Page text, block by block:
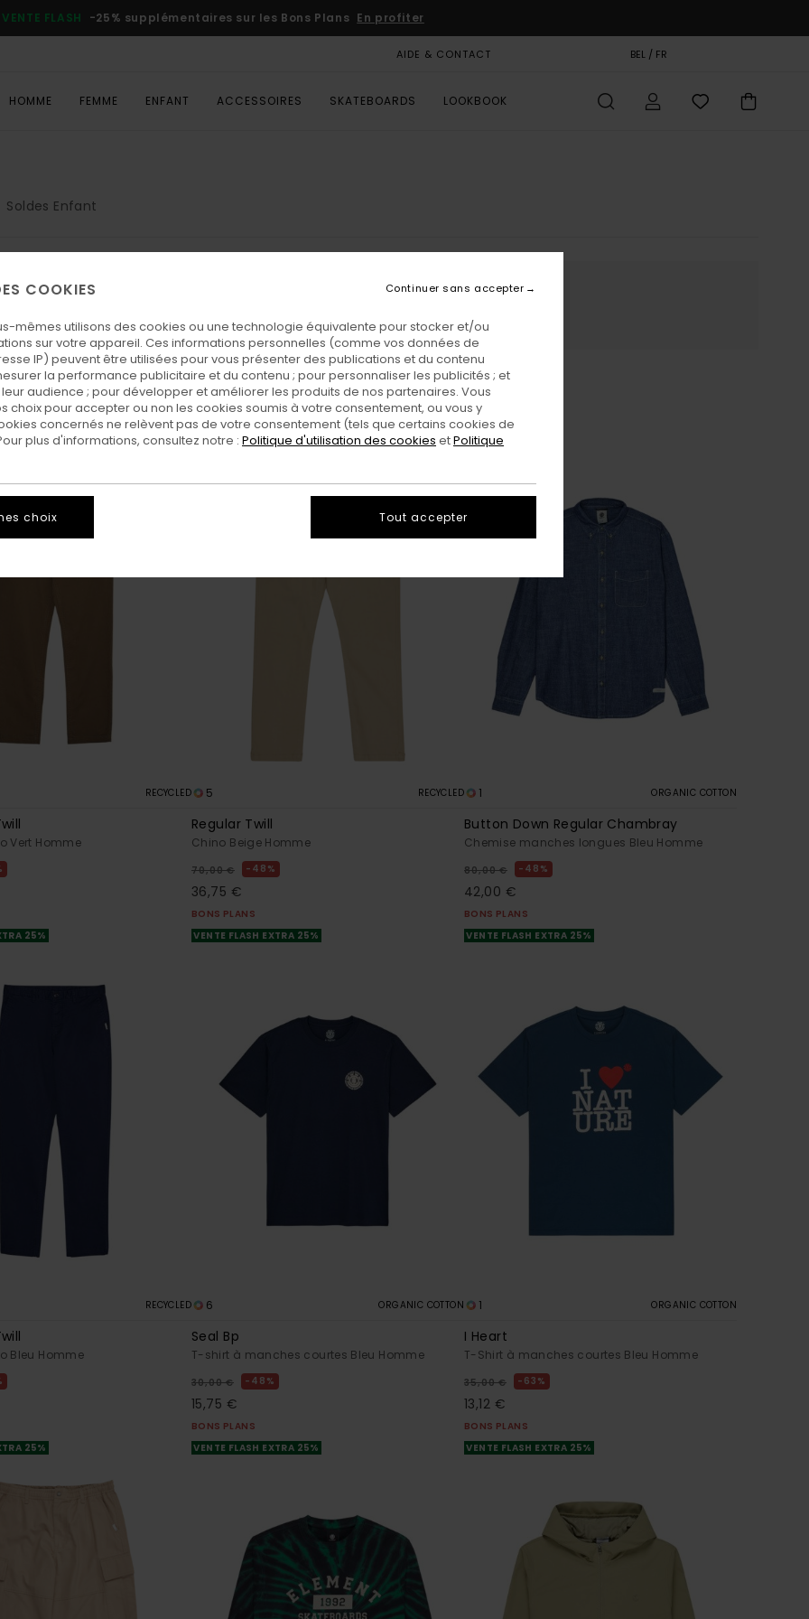
VENTE FLASH -25% supplémentaires sur les Bons Plans En profiter
AIDE & CONTACT BEL / FR
HOMME FEMME ENFANT ACCESSOIRES SKATEBOARDS LOOKBOOK
Soldes Enfant
produits seront bientôt de retour
plaire
RECYCLED
Vert Homme
25%
5 RECYCLED
Regular Twill
Chino Beige Homme
70,00 € 48%
36,75 €
BONS PLANS
VENTE FLASH EXTRA 25%
1 ORGANIC COTTON
Button Down Regular Chambray
Chemise manches longues Bleu Homme
80,00 € 48%
42,00 €
BONS PLANS
VENTE FLASH EXTRA 25%
RECYCLED
Bleu Homme
25%
6 ORGANIC COTTON
Seal Bp
T-shirt à manches courtes Bleu Homme
30,00 € 48%
15,75 €
BONS PLANS
VENTE FLASH EXTRA 25%
1 ORGANIC COTTON
I Heart
T-Shirt à manches courtes Bleu Homme
35,00 € 63%
13,12 €
BONS PLANS
VENTE FLASH EXTRA 25%
COOKIES
mêmes utilisons des cookies ou une technologie équivalente pour stocker et/ou
sur votre appareil. Ces informations personnelles (comme vos données de
IP) peuvent être utilisées pour vous présenter des publications et du contenu
la performance publicitaire et du contenu ; pour personnaliser les publicités ; et
audience ; pour développer et améliorer les produits de nos partenaires. Vous
choix pour accepter ou non les cookies soumis à votre consentement, ou vous y
concernés ne relèvent pas de votre consentement (tels que certains cookies de
plus d'informations, consultez notre : Politique d'utilisation des cookies etPolitique
choix
Continuer sans accepter
Tout accepter